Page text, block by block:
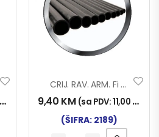
CRIJ. RAV. ARM. Fi 18X1000
9,40 KM (sa PDV:11,00 KM
(ŠIFRA: 2189)